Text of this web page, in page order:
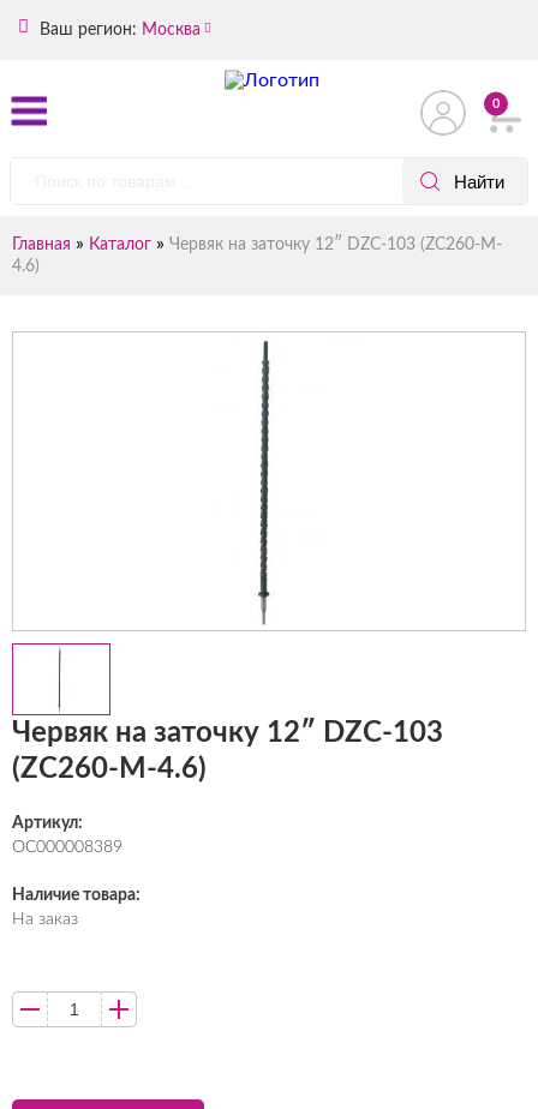
Ваш регион: Москва
0
Главная » Каталог » Червяк на заточку 12″ DZC-103 (ZC260-M-
4.6)
Червяк на заточку 12″ DZC-103
(ZC260-M-4.6)
Артикул:
ОС000008389
Наличие товара:
На заказ